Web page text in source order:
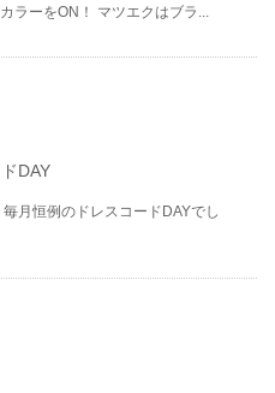
ラーをON！ マツエクはブラ...
月恒例のドレスコードDAYでし